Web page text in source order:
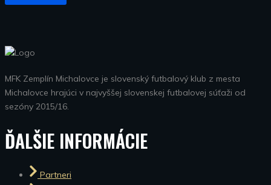
MFK Zemplín Michalovce je slovenský futbalový klub z mesta
Michalovce hrajúci v najvyššej slovenskej futbalovej súťaži od
sezóny 2015/16.
ĎALŠIE INFORMÁCIE
Partneri